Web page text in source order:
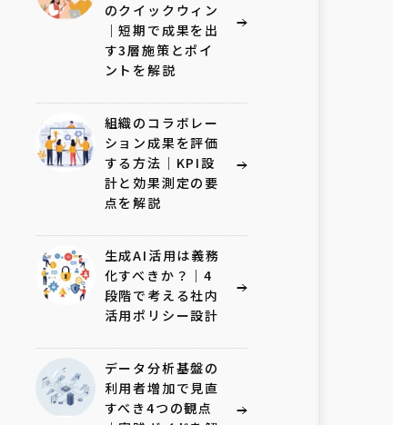
のクイックウィン
｜短期で成果を出
す3層施策とポイ
ントを解説
組織のコラボレー
ション成果を評価
する方法｜KPI設
計と効果測定の要
点を解説
生成AI活用は義務
化すべきか？｜4
段階で考える社内
活用ポリシー設計
データ分析基盤の
利用者増加で見直
すべき4つの観点